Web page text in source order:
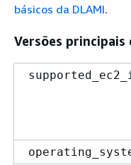
básicos da DLAMI.
Versões principais